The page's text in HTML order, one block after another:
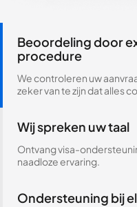
Beoordeling door
procedure
We controleren uw
zeker van te zijn dat alles
Wij spreken uw taal
Ontvang visa-
naadloze ervaring.
Ondersteuning bij